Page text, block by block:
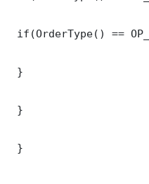
if(OrderType() ==
}
}
}